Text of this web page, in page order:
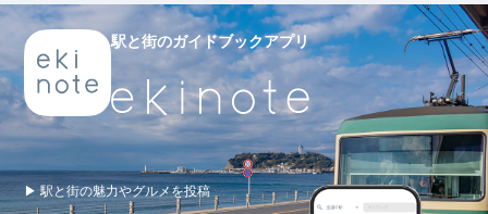
駅と街のガイドブックアプリ
▶ 駅と街の魅力やグルメを投稿